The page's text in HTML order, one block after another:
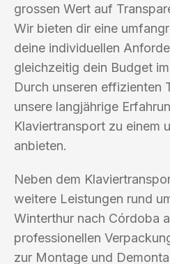
grossen Wert auf
Wir bieten dir eine
deine individuellen
gleichzeitig dein Budget
Durch unseren effizienten
unsere langjährige
Klaviertransport zu einem
anbieten.
Neben dem
weitere Leistungen rund
Winterthur nach Córdoba
professionellen
zur Montage und